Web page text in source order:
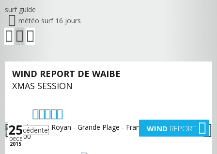
surf guide
météo surf 16 jours
WIND REPORT DE WAIBE
XMAS SESSION
25
DECE
2015
WIND REPORT
précédente suivante